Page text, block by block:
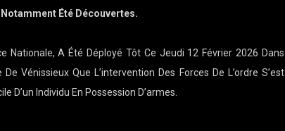
Été Découvertes.
Nationale, A Été Déployé Tôt Ce Jeudi 12 Février 2026 Dans
Vénissieux Que L’intervention Des Forces De L’ordre S’est
D’un Individu En Possession D’armes.